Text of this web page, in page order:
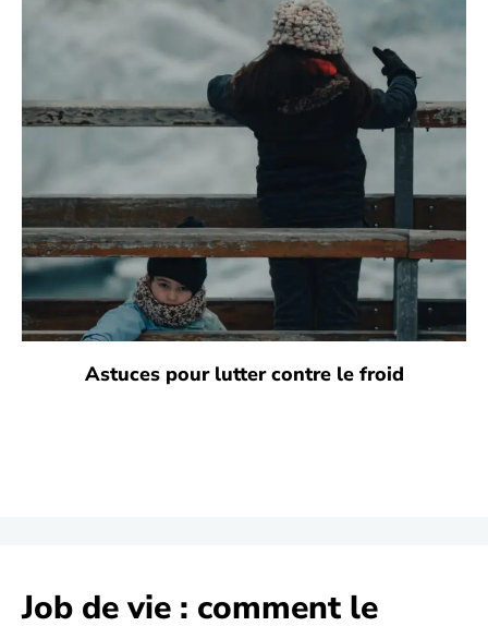
Astuces pour lutter contre le froid